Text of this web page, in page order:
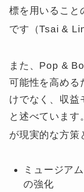
標を用いること
です（Tsai &
また、Pop &
可能性を高める
けでなく、収益
と述べています
が現実的な方策
ミュージア
の強化